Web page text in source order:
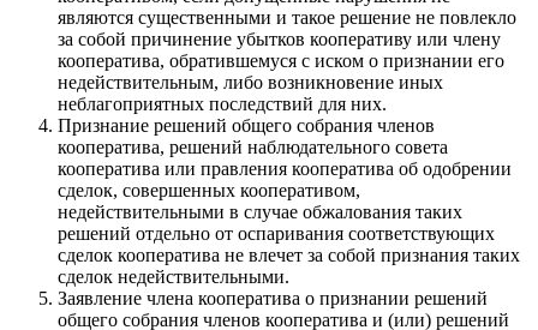
являются существенными и такое решение не повлекло
за собой причинение убытков кооперативу или члену
кооператива, обратившемуся с иском о признании его
недействительным, либо возникновение иных
неблагоприятных последствий для них.
Признание решений общего собрания членов
кооператива, решений наблюдательного совета
кооператива или правления кооператива об одобрении
сделок, совершенных кооперативом,
недействительными в случае обжалования таких
решений отдельно от оспаривания соответствующих
сделок кооператива не влечет за собой признания таких
сделок недействительными.
Заявление члена кооператива о признании решений
общего собрания членов кооператива и (или) решений